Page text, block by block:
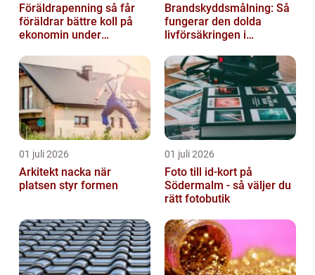
Föräldrapenning så får
föräldrar bättre koll på
ekonomin under
Brandskyddsmålning: Så
fungerar den dolda
livförsäkringen i
01 juli 2026
Arkitekt nacka när
platsen styr formen
01 juli 2026
Foto till id-kort på
Södermalm - så väljer du
rätt fotobutik